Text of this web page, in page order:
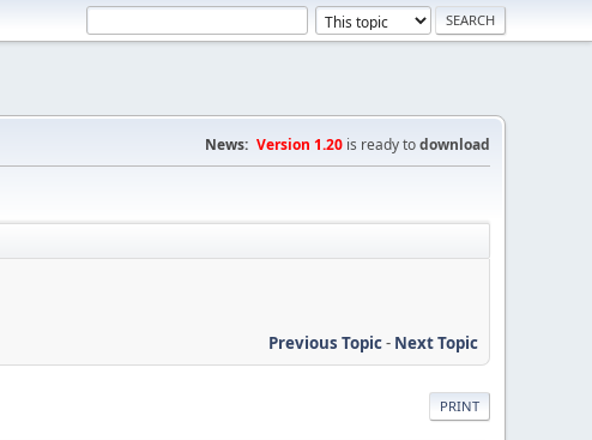
News: Version 1.20 is ready todownload
Previous Topic- Next Topic
PRINT